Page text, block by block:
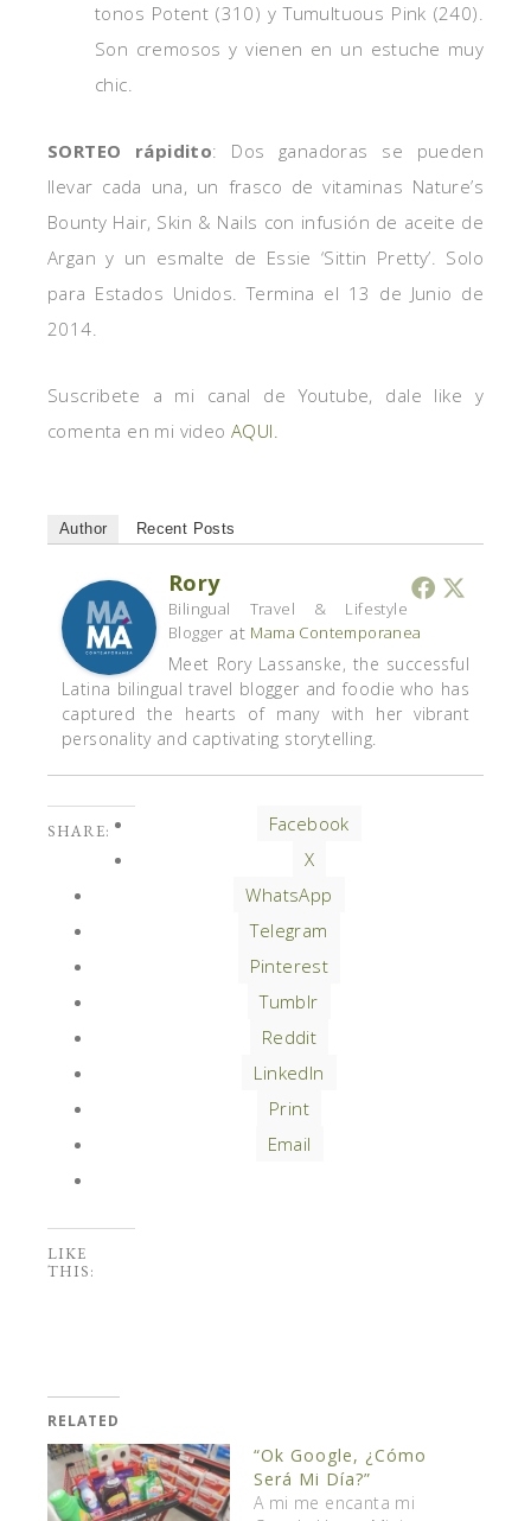
tonos Potent (310) y Tumultuous Pink (240).
Son cremosos y vienen en un estuche muy
chic.
SORTEO rápidito: Dos ganadoras se pueden
llevar cada una, un frasco de vitaminas Nature’s
Bounty Hair, Skin & Nails con infusión de aceite de
Argan y un esmalte de Essie ‘Sittin Pretty’. Solo
para Estados Unidos. Termina el 13 de Junio de
2014.
Suscribete a mi canal de Youtube, dale like y
comenta en mi video AQUI.
Author Recent Posts
Rory
Bilingual Travel & Lifestyle
Blogger at Mama Contemporanea
Meet Rory Lassanske, the successful
Latina bilingual travel blogger and foodie who has
captured the hearts of many with her vibrant
personality and captivating storytelling.
SHARE:
Facebook
X
WhatsApp
Telegram
Pinterest
Tumblr
Reddit
LinkedIn
Print
Email
LIKE
THIS:
RELATED
“Ok Google, ¿Cómo
Será Mi Día?”
A mi me encanta mi